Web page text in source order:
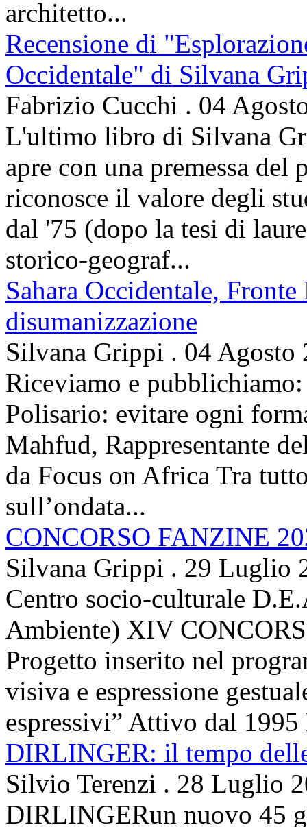
architetto...
Recensione di
Occidentale" di Silvana
Fabrizio Cucchi . 04
L'ultimo libro di Silvana
apre con una premessa
riconosce il valore degli
dal '75 (dopo la tesi di
storico-geograf...
Sahara Occidentale,
disumanizzazione
Silvana Grippi . 04 Agosto
Riceviamo e
Polisario: evitare ogni
Mahfud, Rappresentante
da Focus on Africa Tra
sull’ondata...
CONCORSO FANZINE
Silvana Grippi . 29 Luglio
Centro socio-culturale
Ambiente) XIV
Progetto inserito nel
visiva e espressione
espressivi” Attivo dal 1995
DIRLINGER: il tempo
Silvio Terenzi . 28 Luglio
DIRLINGERun nuovo 45